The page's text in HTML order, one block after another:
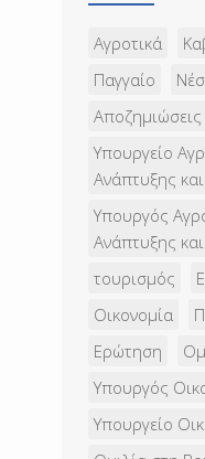
Αγροτικά
Παγγαίο
Αποζημιώσεις
Υπουργείο
Ανάπτυξης
Υπουργός
Ανάπτυξης
τουρισμός
Οικονομία
Ερώτηση
Υπουργός
Υπουργείο